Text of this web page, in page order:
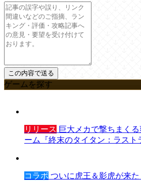
ゲームを探す
リリース 巨大メカで撃ちまく
ーム『終末のタイタン：ラスト
コラボ ついに虎王＆影虎が来た